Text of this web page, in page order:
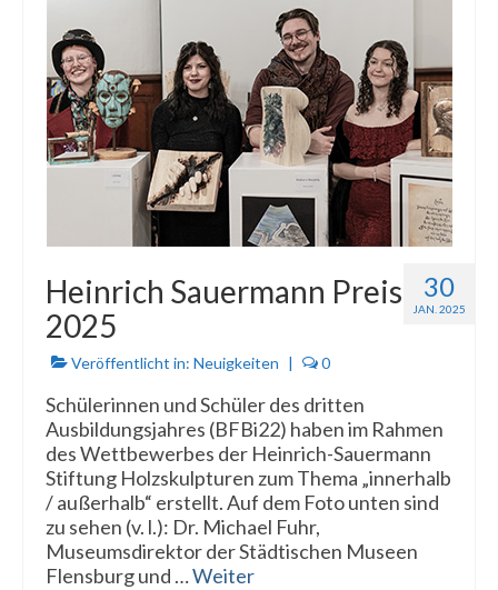
30
JAN. 2025
Heinrich Sauermann Preis
2025
Veröffentlicht in: Neuigkeiten | 0
Schülerinnen und Schüler des dritten
Ausbildungsjahres (BFBi22) haben im Rahmen
des Wettbewerbes der Heinrich-Sauermann
Stiftung Holzskulpturen zum Thema „innerhalb
/ außerhalb“ erstellt. Auf dem Foto unten sind
zu sehen (v. l.): Dr. Michael Fuhr,
Museumsdirektor der Städtischen Museen
Flensburg und …Weiter